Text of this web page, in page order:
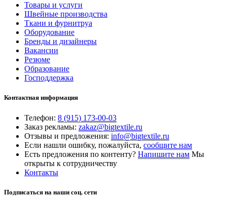
Товары и услуги
Швейные производства
Ткани и фурнитруа
Оборудование
Бренды и дизайнеры
Вакансии
Резюме
Образование
Господдержка
Контактная информация
Телефон: 8 (915) 173-00-03
Заказ рекламы: zakaz@bigtextile.ru
Отзывы и предложения: info@bigtextile.ru
Если нашли ошибку, пожалуйста, сообщите нам
Есть предложения по контенту? Напишите нам Мы
открыты к сотрудничеству
Контакты
Подписаться на наши соц. сети